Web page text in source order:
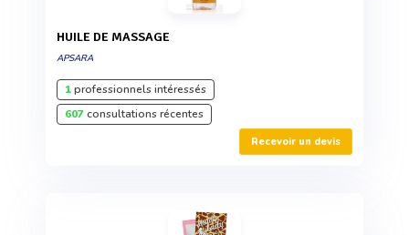
HUILE DE MASSAGE
APSARA
1professionnels intéressés
607consultations récentes
Recevoir un devis